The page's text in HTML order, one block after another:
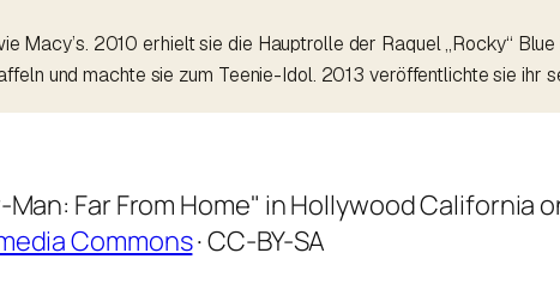
Macy’s. 2010 erhielt sie die Hauptrolle der Raquel „Rocky“
und machte sie zum Teenie-Idol. 2013 veröffentlichte sie ihr
Far From Home" in Hollywood California
Commons· CC-BY-SA